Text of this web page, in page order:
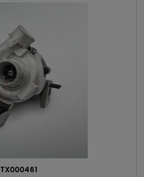
TX000461